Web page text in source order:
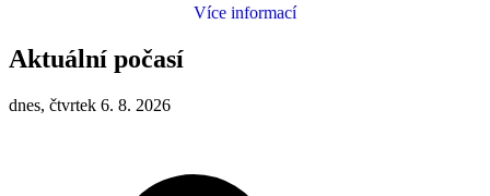
Více informací
Aktuální počasí
dnes, čtvrtek 6. 8. 2026